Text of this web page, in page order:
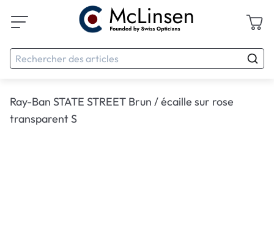
Ray-Ban STATE STREET Brun / écaille sur rose
transparent S